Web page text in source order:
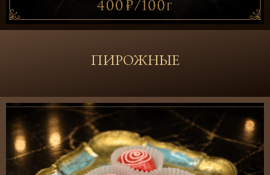
ПИРОЖНЫЕ